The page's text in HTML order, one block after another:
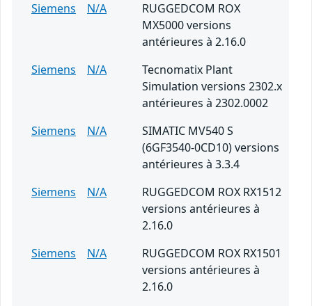
Siemens
N/A
RUGGEDCOM ROX
MX5000 versions
antérieures à 2.16.0
Siemens
N/A
Tecnomatix Plant
Simulation versions 2302.x
antérieures à 2302.0002
Siemens
N/A
SIMATIC MV540 S
(6GF3540-0CD10) versions
antérieures à 3.3.4
Siemens
N/A
RUGGEDCOM ROX RX1512
versions antérieures à
2.16.0
Siemens
N/A
RUGGEDCOM ROX RX1501
versions antérieures à
2.16.0